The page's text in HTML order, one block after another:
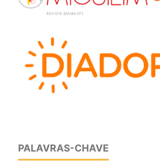
PALAVRAS-CHAVE